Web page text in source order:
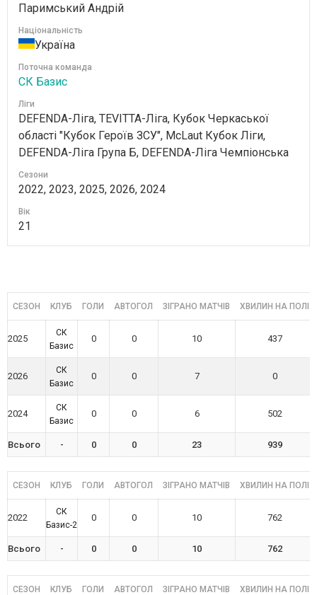
Паримський Андрій
Національність
Україна
Поточна команда
СК Базис
Ліги
DEFENDA-Ліга, TEVITTA-Ліга, Кубок Черкаської
області "Кубок Героїв ЗСУ", McLaut Кубок Ліги,
DEFENDA-Ліга Група Б, DEFENDA-Ліга Чемпіонська
Сезони
2022, 2023, 2025, 2026, 2024
Вік
21
СЕЗОН КЛУБ ГОЛИ АВТОГОЛ ЗІГРАНО МАТЧІВ ХВИЛИН НА ПОЛІ
2025
СК
Базис
0 0 10 437
2026
СК
Базис
0 0 7 0
2024
СК
Базис
0 0 6 502
Всього - 0 0 23 939
СЕЗОН КЛУБ ГОЛИ АВТОГОЛ ЗІГРАНО МАТЧІВ ХВИЛИН НА ПОЛІ
2022
СК
Базис-2
0 0 10 762
Всього - 0 0 10 762
СЕЗОН КЛУБ ГОЛИ АВТОГОЛ ЗІГРАНО МАТЧІВ ХВИЛИН НА ПОЛІ